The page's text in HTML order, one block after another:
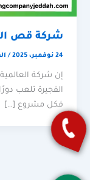
شركة قص
24 نوفمبر، 2025 /
إن شركة
الفجيرة تلعب
فكل مشروع […]